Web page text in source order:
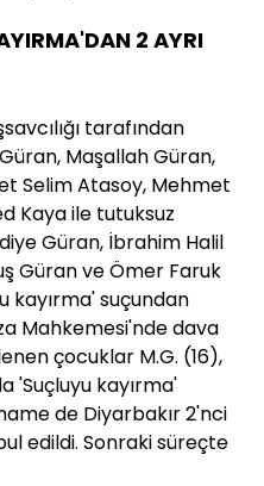
2 AYRI
tarafından
Maşallah Güran,
Selim Atasoy, Mehmet
Kaya ile tutuksuz
Güran, İbrahim Halil
Güran ve Ömer Faruk
kayırma' suçundan
Mahkemesi'nde dava
çocuklar M.G. (16),
'Suçluyu kayırma'
de Diyarbakır 2'nci
edildi. Sonraki süreçte